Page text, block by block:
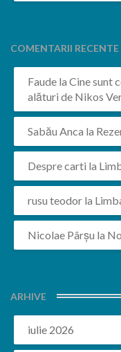
COMENTARII RECENTE
Faude la Cine sunt
alături de Nikos
Sabău Anca la
Despre carti la
rusu teodor la
Nicolae Pârșu la
ARHIVE
iulie 2026